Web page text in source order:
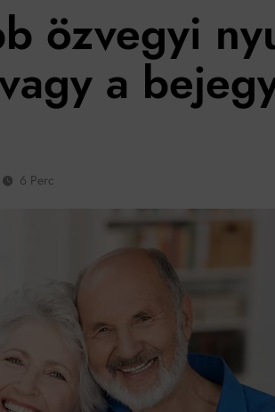
Az ördög még
Ingatlanpiaci szakértők szerint akár 5
özvegyi
a
6 Perc